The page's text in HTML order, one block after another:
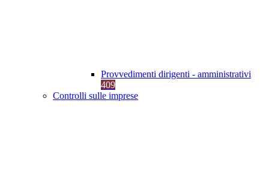
Provvedimenti dirigenti - amministrativi
409
Controlli sulle imprese